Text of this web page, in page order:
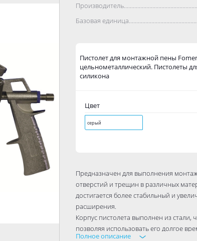
Базовая
Пистолет для монтажной пены
цельнометаллический. Пистолеты
силикона
Цвет
серый
Предназначен для выполнения
отверстий и трещин в различных
достигается более стабильный и
расширения.
Корпус пистолета выполнен из стали,
позволяя использовать его долгое
Полное описание